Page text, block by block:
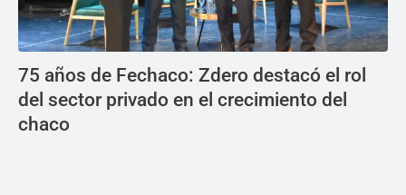
75 años de Fechaco: Zdero destacó el rol
del sector privado en el crecimiento del
chaco